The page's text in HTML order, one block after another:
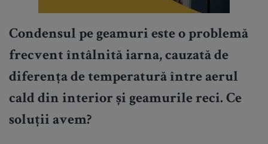
Condensul pe geamuri este o problemă
frecvent întâlnită iarna, cauzată de
diferența de temperatură între aerul
cald din interior și geamurile reci. Ce
soluții avem?